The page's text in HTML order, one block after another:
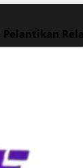
Pelantikan